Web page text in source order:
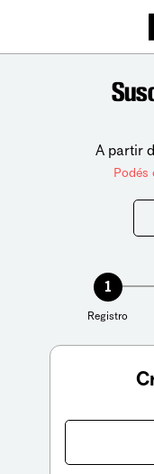
A partir
Podés
1
Registro